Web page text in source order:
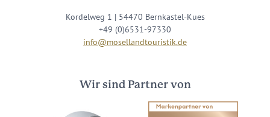
Kordelweg 1 | 54470 Bernkastel-Kues
+49 (0)6531-97330
info@mosellandtouristik.de
Wir sind Partner von